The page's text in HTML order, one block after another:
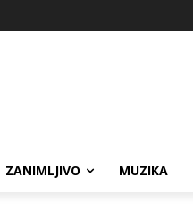
ZANIMLJIVO MUZIKA